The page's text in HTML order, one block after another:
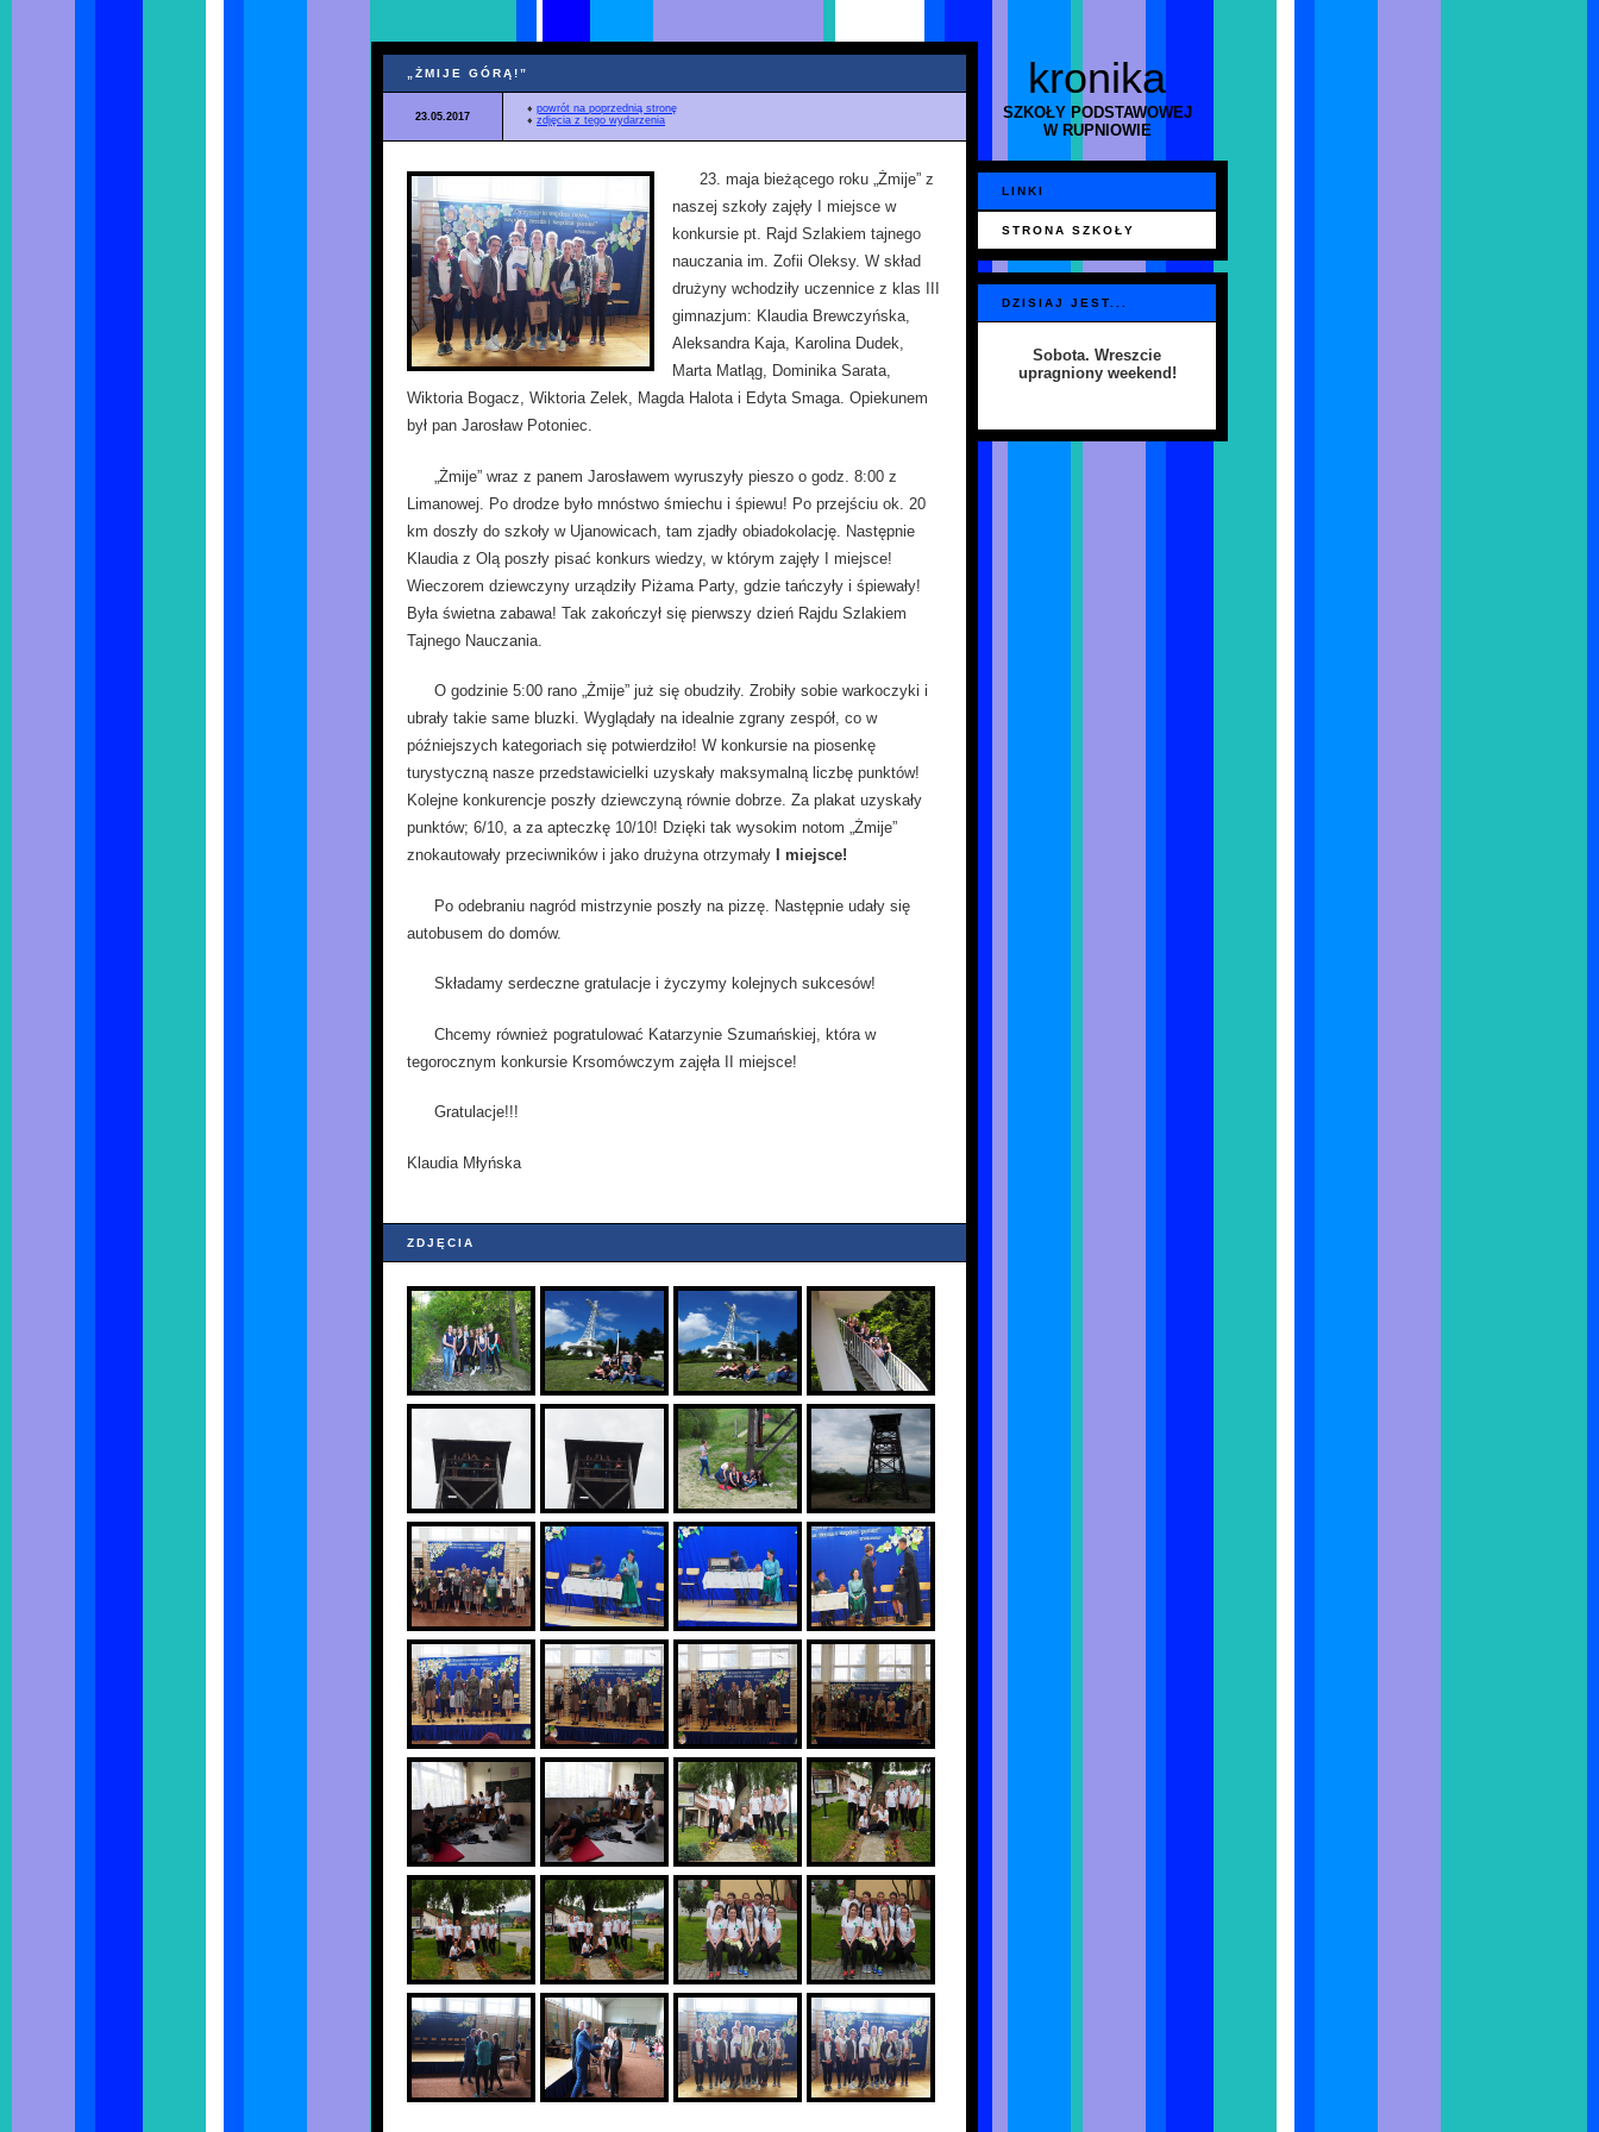
kronika
SZKOŁY PODSTAWOWEJ
W RUPNIOWIE
„ŻMIJE GÓRĄ!”
23.05.2017
♦ powrót na poprzednią stronę
♦ zdjęcia z tego wydarzenia
23. maja bieżącego roku „Żmije” z
naszej szkoły zajęły I miejsce w
konkursie pt. Rajd Szlakiem tajnego
nauczania im. Zofii Oleksy. W skład
drużyny wchodziły uczennice z klas III
gimnazjum: Klaudia Brewczyńska,
Aleksandra Kaja, Karolina Dudek,
Marta Matląg, Dominika Sarata,
Wiktoria Bogacz, Wiktoria Zelek, Magda Halota i Edyta Smaga. Opiekunem
był pan Jarosław Potoniec.
„Żmije” wraz z panem Jarosławem wyruszyły pieszo o godz. 8:00 z
Limanowej. Po drodze było mnóstwo śmiechu i śpiewu! Po przejściu ok. 20
km doszły do szkoły w Ujanowicach, tam zjadły obiadokolację. Następnie
Klaudia z Olą poszły pisać konkurs wiedzy, w którym zajęły I miejsce!
Wieczorem dziewczyny urządziły Piżama Party, gdzie tańczyły i śpiewały!
Była świetna zabawa! Tak zakończył się pierwszy dzień Rajdu Szlakiem
Tajnego Nauczania.
O godzinie 5:00 rano „Żmije” już się obudziły. Zrobiły sobie warkoczyki i
ubrały takie same bluzki. Wyglądały na idealnie zgrany zespół, co w
późniejszych kategoriach się potwierdziło! W konkursie na piosenkę
turystyczną nasze przedstawicielki uzyskały maksymalną liczbę punktów!
Kolejne konkurencje poszły dziewczyną równie dobrze. Za plakat uzyskały
punktów; 6/10, a za apteczkę 10/10! Dzięki tak wysokim notom „Żmije”
znokautowały przeciwników i jako drużyna otrzymały
I miejsce!
Po odebraniu nagród mistrzynie poszły na pizzę. Następnie udały się
autobusem do domów.
Składamy serdeczne gratulacje i życzymy kolejnych sukcesów!
Chcemy również pogratulować Katarzynie Szumańskiej, która w
tegorocznym konkursie Krsomówczym zajęła II miejsce!
Gratulacje!!!
Klaudia Młyńska
ZDJĘCIA
LINKI
STRONA SZKOŁY
DZISIAJ JEST...
Sobota. Wreszcie
upragniony weekend!